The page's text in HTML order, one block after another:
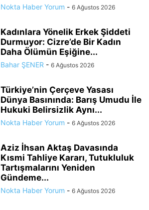
Nokta Haber Yorum - 6 Ağustos 2026
Kadınlara Yönelik Erkek Şiddeti
Durmuyor: Cizre’de Bir Kadın
Daha Ölümün Eşiğine...
Bahar ŞENER - 6 Ağustos 2026
Türkiye’nin Çerçeve Yasası
Dünya Basınında: Barış Umudu İle
Hukuki Belirsizlik Aynı...
Nokta Haber Yorum - 6 Ağustos 2026
Aziz İhsan Aktaş Davasında
Kısmi Tahliye Kararı, Tutukluluk
Tartışmalarını Yeniden
Gündeme...
Nokta Haber Yorum - 6 Ağustos 2026